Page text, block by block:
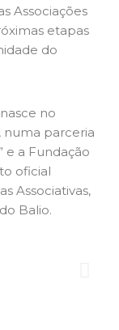
Associações
etapas
do
no
numa parceria
e a Fundação
oficial
Associativas,
Balio.